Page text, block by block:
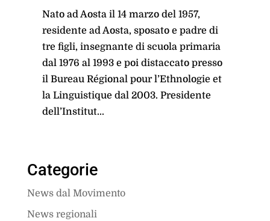
Nato ad Aosta il 14 marzo del 1957,
residente ad Aosta, sposato e padre di
tre figli, insegnante di scuola primaria
dal 1976 al 1993 e poi distaccato presso
il Bureau Régional pour l’Ethnologie et
la Linguistique dal 2003. Presidente
dell’Institut...
Categorie
News dal Movimento
News regionali